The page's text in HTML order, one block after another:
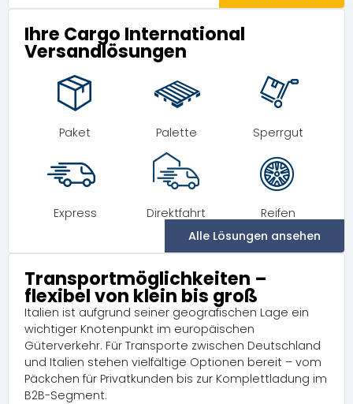
Ihre Cargo International
Versandlösungen
Paket Palette Sperrgut
Express Direktfahrt
Reifen
Alle Lösungen ansehen
Transportmöglichkeiten –
flexibel von klein bis groß
Italien ist aufgrund seiner geografischen Lage ein
wichtiger Knotenpunkt im europäischen
Güterverkehr. Für Transporte zwischen Deutschland
und Italien stehen vielfältige Optionen bereit – vom
Päckchen für Privatkunden bis zur Komplettladung im
B2B-Segment.